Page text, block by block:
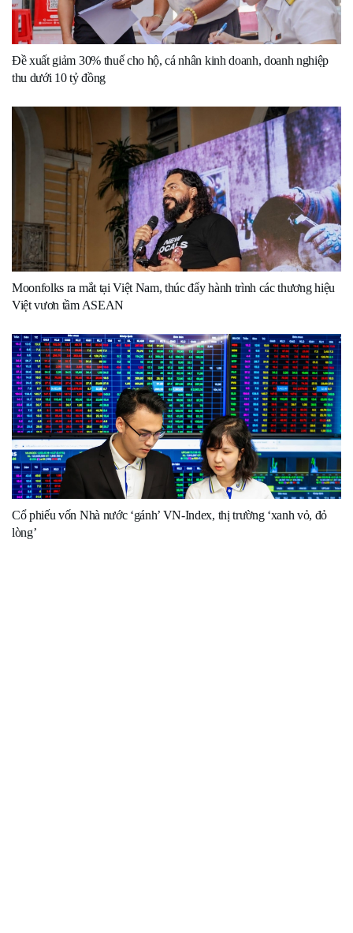
Đề xuất giảm 30% thuế cho hộ, cá nhân kinh doanh, doanh nghiệp
thu dưới 10 tỷ đồng
Moonfolks ra mắt tại Việt Nam, thúc đẩy hành trình các thương hiệu
Việt vươn tầm ASEAN
Cổ phiếu vốn Nhà nước ‘gánh’ VN-Index, thị trường ‘xanh vỏ, đỏ
lòng’